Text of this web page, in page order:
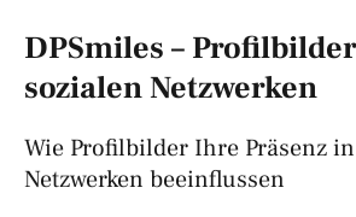
DPSmiles –
sozialen Netzwerken
Wie Profilbilder Ihre Präsenz
Netzwerken beeinflussen